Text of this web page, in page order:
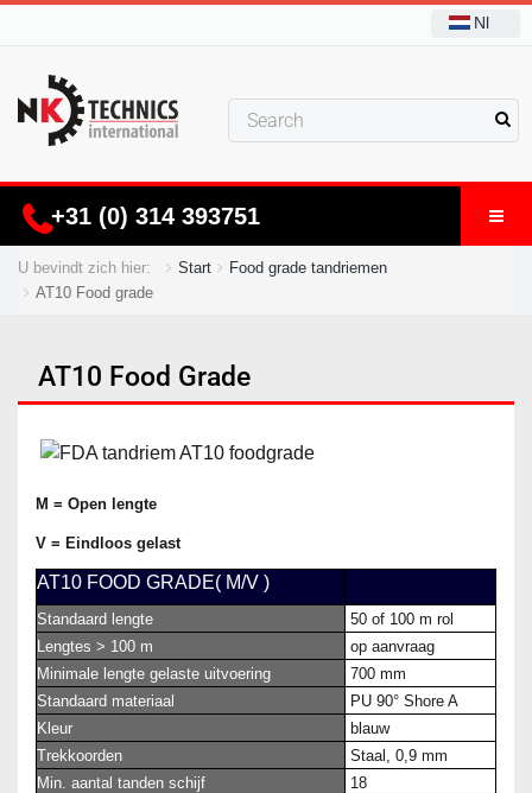
Nl
+31 (0) 314 393751
U bevindt zich hier: Start
Food grade tandriemen
AT10 Food grade
AT10 Food Grade
M = Open lengte
V = Eindloos gelast
AT10 FOOD GRADE( M/V )
Standaard lengte
50 of 100 m rol
Lengtes > 100 m
op aanvraag
Minimale lengte gelaste uitvoering
700 mm
Standaard materiaal
PU 90° Shore A
Kleur
blauw
Trekkoorden
Staal, 0,9 mm
Min. aantal tanden schijf
18